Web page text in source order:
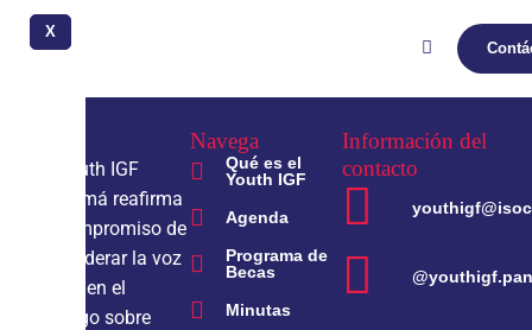
X
El Youth IGF
Panamá reafirma
el compromiso de
empoderar la voz
joven en el
diálogo sobre
Navega
Qué es el
Youth IGF
Agenda
Programa de
Becas
Minutas
Información del
contacto